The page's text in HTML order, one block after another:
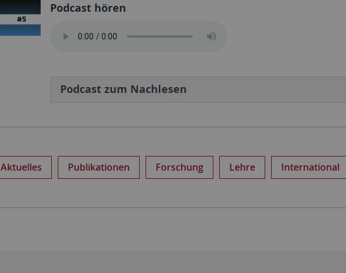
Podcast hören
Podcast zum Nachlesen
Aktuelles Publikationen Forschung Lehre International